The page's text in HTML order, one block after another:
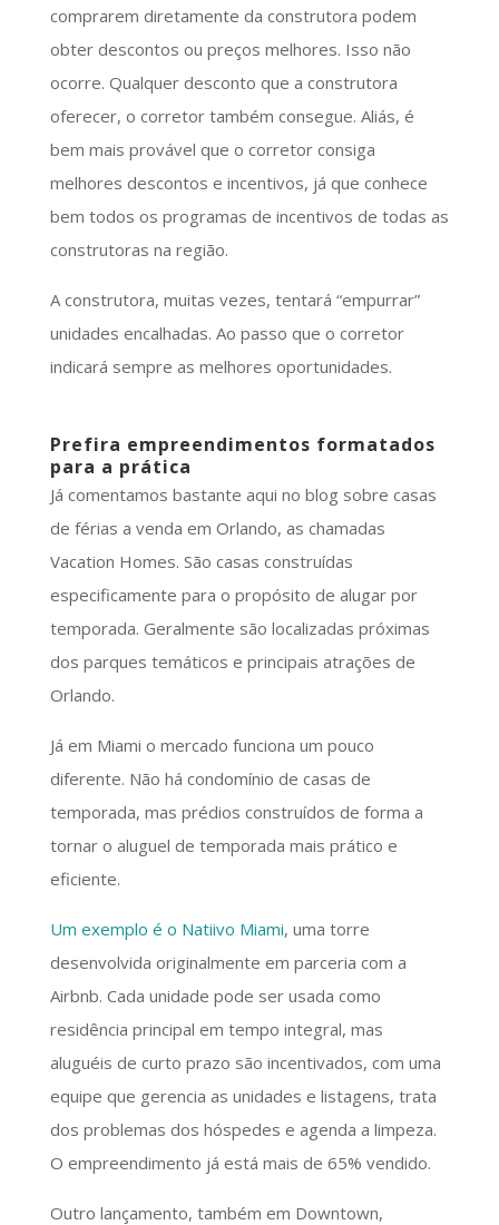
comprarem diretamente da construtora podem
obter descontos ou preços melhores. Isso não
ocorre. Qualquer desconto que a construtora
oferecer, o corretor também consegue. Aliás, é
bem mais provável que o corretor consiga
melhores descontos e incentivos, já que conhece
bem todos os programas de incentivos de todas as
construtoras na região.
A construtora, muitas vezes, tentará “empurrar”
unidades encalhadas. Ao passo que o corretor
indicará sempre as melhores oportunidades.
Prefira empreendimentos formatados
para a prática
Já comentamos bastante aqui no blog sobre casas
de férias a venda em Orlando, as chamadas
Vacation Homes. São casas construídas
especificamente para o propósito de alugar por
temporada. Geralmente são localizadas próximas
dos parques temáticos e principais atrações de
Orlando.
Já em Miami o mercado funciona um pouco
diferente. Não há condomínio de casas de
temporada, mas prédios construídos de forma a
tornar o aluguel de temporada mais prático e
eficiente.
Um exemplo é o Natiivo Miami, uma torre
desenvolvida originalmente em parceria com a
Airbnb. Cada unidade pode ser usada como
residência principal em tempo integral, mas
aluguéis de curto prazo são incentivados, com uma
equipe que gerencia as unidades e listagens, trata
dos problemas dos hóspedes e agenda a limpeza.
O empreendimento já está mais de 65% vendido.
Outro lançamento, também em Downtown,